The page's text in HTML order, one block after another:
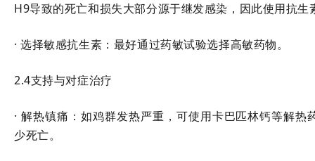
H9导致的死亡和损失大部分源于继发感染，因此使用抗生
· 选择敏感抗生素：最好通过药敏试验选择高敏药物。
2.4支持与对症治疗
· 解热镇痛：如鸡群发热严重，可使用卡巴匹林钙等解
少死亡。